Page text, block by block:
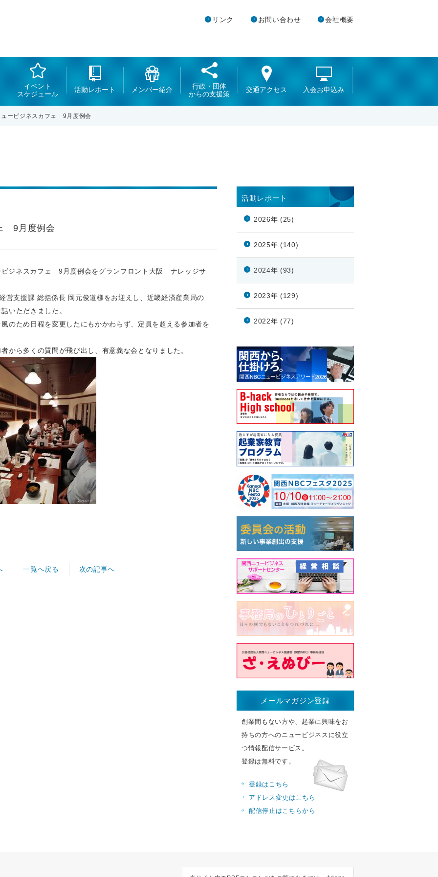
イベント
スケジュール
活動レポート メンバー紹介
行政・団体
からの支援策
交通アクセス 入会お申込み
リンク お問い合わせ 会社概要
ービジネスカフェ 9月度例会
9月度例会
ジネスカフェ 9月度例会をグランフロント大阪 ナレッジサ
営支援課 総括係長 岡元俊道様をお迎えし、近畿経済産業局の
いただきました。
のため日程を変更したにもかかわらず、定員を超える参加者を
から多くの質問が飛び出し、有意義な会となりました。
一覧へ戻る 次の記事へ
活動レポート
2026年 (25)
2025年 (140)
2024年 (93)
2023年 (129)
2022年 (77)
メールマガジン登録
創業間もない方や、起業に興味をお
持ちの方へのニュービジネスに役立
つ情報配信サービス。
登録は無料です。
登録はこちら
アドレス変更はこちら
配信停止はこちらから